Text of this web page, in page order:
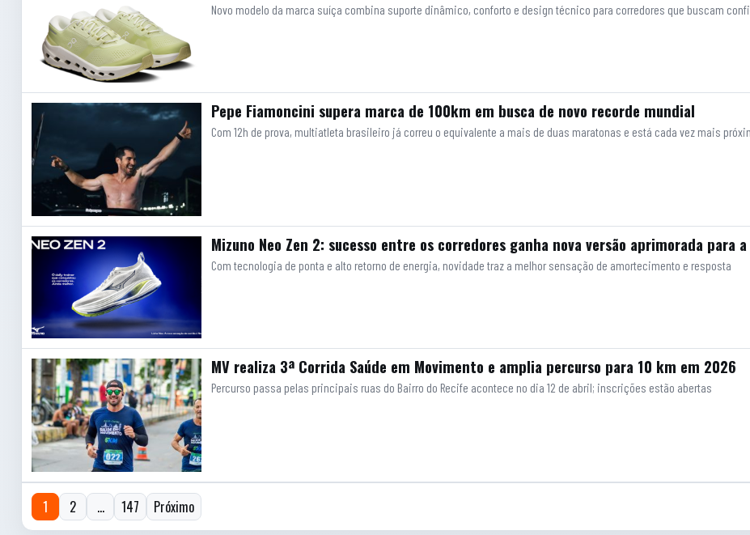
Novo modelo da marca suíça combina suporte dinâmico, conforto e design técnico para corredores que buscam
Pepe Fiamoncini supera marca de 100km em busca de novo recorde mundial
Com 12h de prova, multiatleta brasileiro já correu o equivalente a mais de duas maratonas e está cada vez mais
Mizuno Neo Zen 2: sucesso entre os corredores ganha nova versão aprimorada para
Com tecnologia de ponta e alto retorno de energia, novidade traz a melhor sensação de amortecimento e resposta
MV realiza 3ª Corrida Saúde em Movimento e amplia percurso para 10 km em 2026
Percurso passa pelas principais ruas do Bairro do Recife acontece no dia 12 de abril; inscrições estão abertas
Paginação de posts
1 2 … 147 Próximo